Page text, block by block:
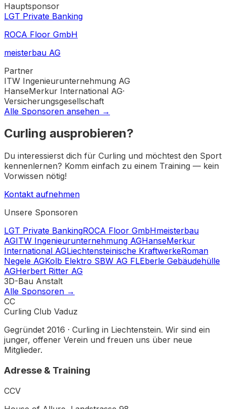
Hauptsponsor
LGT Private Banking
ROCA Floor GmbH
meisterbau AG
Partner
ITW Ingenieurunternehmung AG
HanseMerkur International AG·
Versicherungsgesellschaft
Alle Sponsoren ansehen →
Curling ausprobieren?
Du interessierst dich für Curling und möchtest den Sport
kennenlernen? Komm einfach zu einem Training — kein
Vorwissen nötig!
Kontakt aufnehmen
Unsere Sponsoren
LGT Private BankingROCA Floor GmbHmeisterbau
AGITW Ingenieurunternehmung AGHanseMerkur
International AGLiechtensteinische KraftwerkeRoman
Negele AGKolb Elektro SBW AG FLEberle Gebäudehülle
AGHerbert Ritter AG
3D-Bau Anstalt
Alle Sponsoren →
CC
Curling Club Vaduz
Gegründet 2016 · Curling in Liechtenstein. Wir sind ein
junger, offener Verein und freuen uns über neue
Mitglieder.
Adresse & Training
CCV